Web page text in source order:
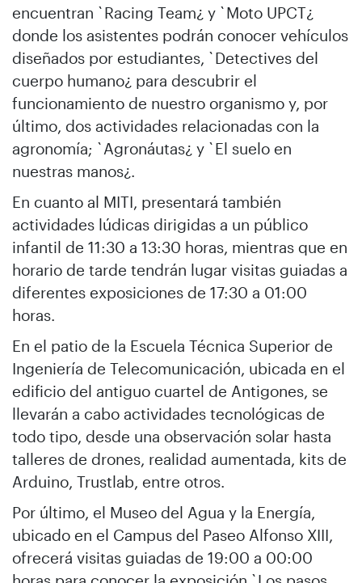
encuentran `Racing Team¿ y `Moto UPCT¿
donde los asistentes podrán conocer vehículos
diseñados por estudiantes, `Detectives del
cuerpo humano¿ para descubrir el
funcionamiento de nuestro organismo y, por
último, dos actividades relacionadas con la
agronomía; `Agronáutas¿ y `El suelo en
nuestras manos¿.
En cuanto al MITI, presentará también
actividades lúdicas dirigidas a un público
infantil de 11:30 a 13:30 horas, mientras que en
horario de tarde tendrán lugar visitas guiadas a
diferentes exposiciones de 17:30 a 01:00
horas.
En el patio de la Escuela Técnica Superior de
Ingeniería de Telecomunicación, ubicada en el
edificio del antiguo cuartel de Antigones, se
llevarán a cabo actividades tecnológicas de
todo tipo, desde una observación solar hasta
talleres de drones, realidad aumentada, kits de
Arduino, Trustlab, entre otros.
Por último, el Museo del Agua y la Energía,
ubicado en el Campus del Paseo Alfonso XIII,
ofrecerá visitas guiadas de 19:00 a 00:00